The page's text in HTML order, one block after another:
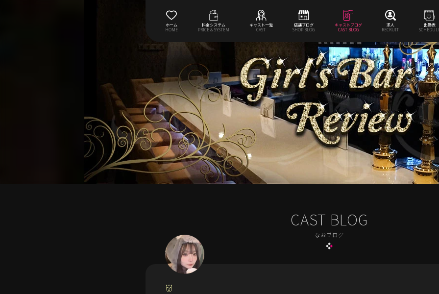
ホーム
HOME
料金システム
PRICE & SYSTEM
キャスト一覧
CAST
店舗ブログ
SHOP BLOG
キャストブログ
CAST BLOG
求人
RECRUIT
出勤表
CAST BLOG
なおブログ
👹